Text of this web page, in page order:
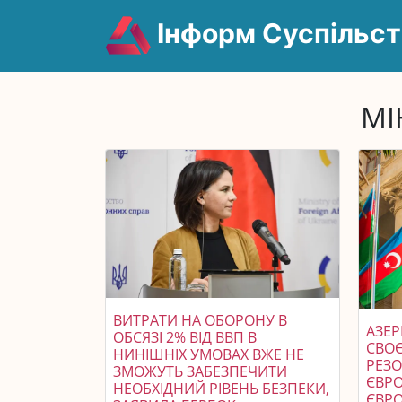
Інформ
ВИТРАТИ НА ОБОРОНУ В
ОБСЯЗІ 2% ВІД ВВП В
НИНІШНІХ УМОВАХ ВЖЕ НЕ
ЗМОЖУТЬ ЗАБЕЗПЕЧИТИ
НЕОБХІДНИЙ РІВЕНЬ БЕЗПЕКИ,